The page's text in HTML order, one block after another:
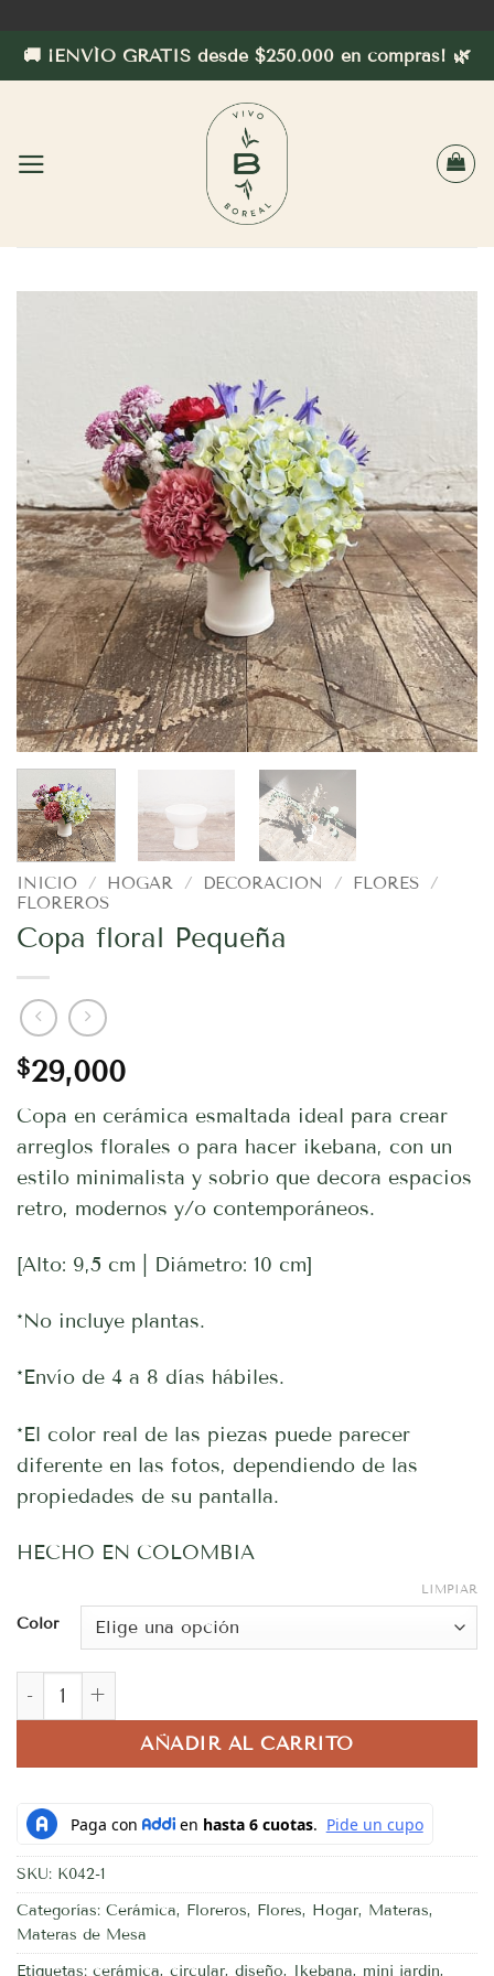
contenido
🚚 ¡ENVÍO GRATIS desde $250.000 en compras! 🌿
INICIO / HOGAR / DECORACION / FLORES
/
FLOREROS
Copa floral Pequeña
$29,000
Copa en cerámica esmaltada ideal para crear
arreglos florales o para hacer ikebana, con un
estilo minimalista y sobrio que decora espacios
retro, modernos y/o contemporáneos.
[Alto: 9,5 cm | Diámetro: 10 cm]
*No incluye plantas.
*Envío de 4 a 8 días hábiles.
*El color real de las piezas puede parecer
diferente en las fotos, dependiendo de las
propiedades de su pantalla.
HECHO EN COLOMBIA
Color
LIMPIAR
Copa floral Pequeña cantidad
AÑADIR AL CARRITO
SKU: K042-1
Categorías: Cerámica, Floreros, Flores, Hogar, Materas,
Materas de Mesa
Etiquetas: cerámica, circular, diseño, Ikebana, mini jardin,